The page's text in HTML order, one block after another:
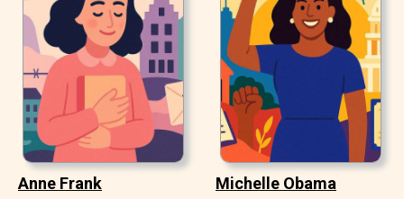
Anne Frank Michelle Obama